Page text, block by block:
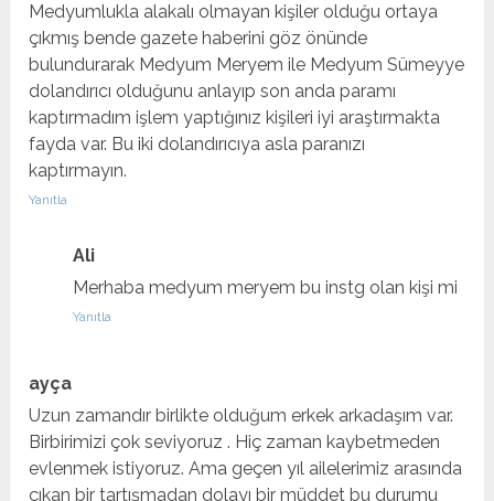
Medyumlukla alakalı olmayan kişiler olduğu ortaya
çıkmış bende gazete haberini göz önünde
bulundurarak Medyum Meryem ile Medyum Sümeyye
dolandırıcı olduğunu anlayıp son anda paramı
kaptırmadım işlem yaptığınız kişileri iyi araştırmakta
fayda var. Bu iki dolandırıcıya asla paranızı
kaptırmayın.
Yanıtla
Ali
Merhaba medyum meryem bu instg olan kişi mi
Yanıtla
ayça
Uzun zamandır birlikte olduğum erkek arkadaşım var.
Birbirimizi çok seviyoruz . Hiç zaman kaybetmeden
evlenmek istiyoruz. Ama geçen yıl ailelerimiz arasında
çıkan bir tartışmadan dolayı bir müddet bu durumu